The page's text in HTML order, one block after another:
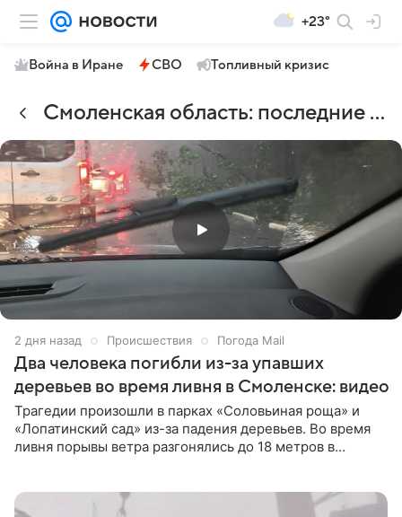
+23°
Война в Иране СВО Топливный кризис
Смоленская область: последние новости
2 дня назад Происшествия Погода Mail
Два человека погибли из-за упавших
деревьев во время ливня в Смоленске: видео
Трагедии произошли в парках «Соловьиная роща» и
«Лопатинский сад» из-за падения деревьев. Во время
ливня порывы ветра разгонялись до 18 метров в
несовершеннолетний ребенок и женщина.